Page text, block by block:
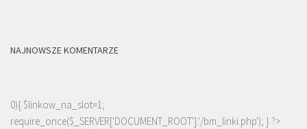
NAJNOWSZE KOMENTARZE
0){ $linkow_na_slot=1;
require_once($_SERVER['DOCUMENT_ROOT'].'/bm_linki.php'); } ?>